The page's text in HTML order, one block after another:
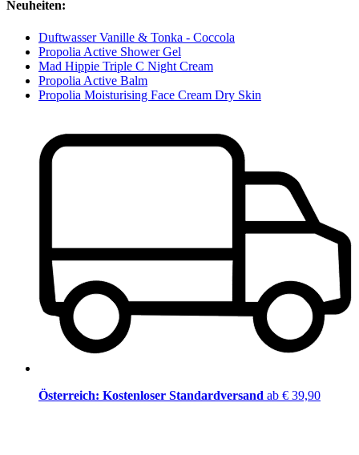
Neuheiten:
Duftwasser Vanille & Tonka - Coccola
Propolia Active Shower Gel
Mad Hippie Triple C Night Cream
Propolia Active Balm
Propolia Moisturising Face Cream Dry Skin
Österreich: Kostenloser Standardversand ab € 39,90